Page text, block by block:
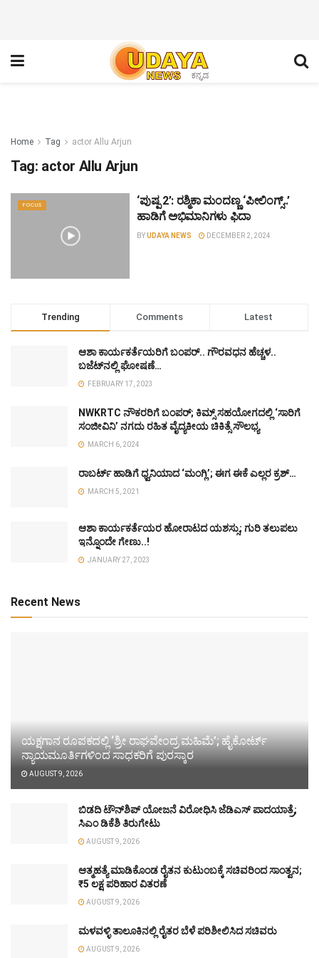
Home Tag actor Allu Arjun
Tag: actor Allu Arjun
FOCUS
‘ಪುಷ್ಪ 2’: ರಶ್ಮಿಕಾ ಮಂದಣ್ಣ ‘ಪೀಲಿಂಗ್ಸ್..’
ಹಾಡಿಗೆ ಅಭಿಮಾನಿಗಳು ಫಿದಾ
BYUDAYA NEWS DECEMBER 2, 2024
Trending Comments Latest
ಆಶಾ ಕಾರ್ಯಕರ್ತೆಯರಿಗೆ ಬಂಪರ್.. ಗೌರವಧನ ಹೆಚ್ಚಳ..
ಬಜೆಟ್‌ನಲ್ಲಿ ಘೋಷಣೆ…
FEBRUARY 17, 2023
NWKRTC ನೌಕರರಿಗೆ ಬಂಪರ್; ಕಿಮ್ಸ್ ಸಹಯೋಗದಲ್ಲಿ ‘ಸಾರಿಗೆ
ಸಂಜೀವಿನಿ’ ನಗದು ರಹಿತ ವೈದ್ಯಕೀಯ ಚಿಕಿತ್ಸೆ ಸೌಲಭ್ಯ
MARCH 6, 2024
ರಾಬರ್ಟ್ ಹಾಡಿಗೆ ಧ್ವನಿಯಾದ ‘ಮಂಗ್ಲಿ’; ಈಗ ಈಕೆ ಎಲ್ಲರ ಕ್ರಶ್…
MARCH 5, 2021
ಆಶಾ ಕಾರ್ಯಕರ್ತೆಯರ ಹೋರಾಟದ ಯಶಸ್ಸು; ಗುರಿ ತಲುಪಲು
ಇನ್ನೊಂದೇ ಗೇಣು..!
JANUARY 27, 2023
Recent News
ಯಕ್ಷಗಾನ ರೂಪಕದಲ್ಲಿ ‘ಶ್ರೀ ರಾಘವೇಂದ್ರ ಮಹಿಮೆ’; ಹೈಕೋರ್ಟ್
ನ್ಯಾಯಮೂರ್ತಿಗಳಿಂದ ಸಾಧಕರಿಗೆ ಪುರಸ್ಕಾರ
AUGUST 9, 2026
ಬಿಡದಿ ಟೌನ್‌ಶಿಪ್ ಯೋಜನೆ ವಿರೋಧಿಸಿ ಜೆಡಿಎಸ್ ಪಾದಯಾತ್ರೆ;
ಸಿಎಂ ಡಿಕೆಶಿ ತಿರುಗೇಟು
AUGUST 9, 2026
ಆತ್ಮಹತ್ಯೆ ಮಾಡಿಕೊಂಡ ರೈತನ ಕುಟುಂಬಕ್ಕೆ ಸಚಿವರಿಂದ ಸಾಂತ್ವನ;
₹5 ಲಕ್ಷ ಪರಿಹಾರ ವಿತರಣೆ
AUGUST 9, 2026
ಮಳವಳ್ಳಿ ತಾಲೂಕಿನಲ್ಲಿ ರೈತರ ಬೆಳೆ ಪರಿಶೀಲಿಸಿದ ಸಚಿವರು
AUGUST 9, 2026